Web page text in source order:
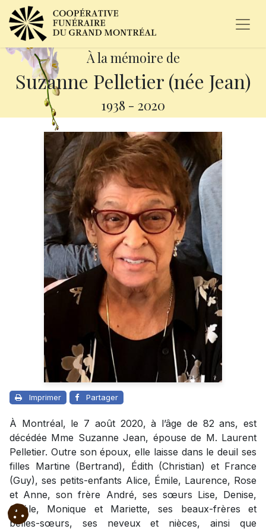
À la mémoire de
Suzanne Pelletier (née Jean)
1938 - 2020
Imprimer Partager
À Montréal, le 7 août 2020, à l’âge de 82 ans, est
décédée Mme Suzanne Jean, épouse de M. Laurent
Pelletier. Outre son époux, elle laisse dans le deuil ses
filles Martine (Bertrand), Édith (Christian) et France
(Guy), ses petits-enfants Alice, Émile, Laurence, Rose
et Anne, son frère André, ses sœurs Lise, Denise,
Gisèle, Monique et Mariette, ses beaux-frères et
belles-sœurs, ses neveux et nièces, ainsi que